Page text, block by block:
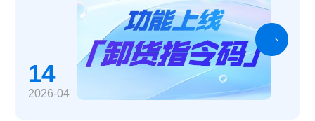
14
2026-04